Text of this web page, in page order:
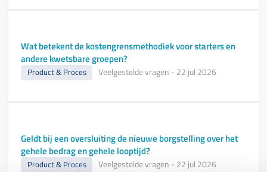
Wat betekent de kostengrensmethodiek voor starters en
andere kwetsbare groepen?
Product & Proces Veelgestelde vragen - 22 jul 2026
Geldt bij een oversluiting de nieuwe borgstelling over het
gehele bedrag en gehele looptijd?
Product & Proces Veelgestelde vragen - 22 jul 2026